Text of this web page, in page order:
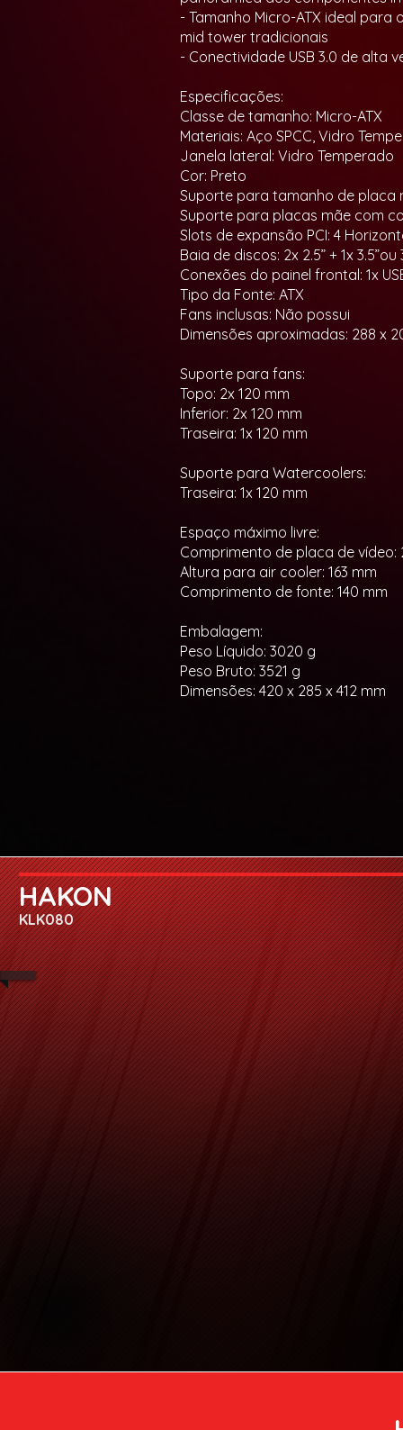
- Tamanho Micro-ATX ideal
mid tower tradicionais
- Conectividade USB 3.0 de alta
Especificações:
Classe de tamanho: Micro-ATX
Materiais: Aço SPCC, Vidro
Janela lateral: Vidro Temperado
Cor: Preto
Suporte para tamanho de placa
Suporte para placas mãe com
Slots de expansão PCI: 4
Baia de discos: 2x 2.5” + 1x 3.5”ou
Conexões do painel frontal: 1x
Tipo da Fonte: ATX
Fans inclusas: Não possui
Dimensões aproximadas: 288 x
Suporte para fans:
Topo: 2x 120 mm
Inferior: 2x 120 mm
Traseira: 1x 120 mm
Suporte para Watercoolers:
Traseira: 1x 120 mm
Espaço máximo livre:
Comprimento de placa de vídeo:
Altura para air cooler: 163 mm
Comprimento de fonte: 140 mm
Embalagem:
Peso Líquido: 3020 g
Peso Bruto: 3521 g
Dimensões: 420 x 285 x 412 mm
HAKON
KLK080